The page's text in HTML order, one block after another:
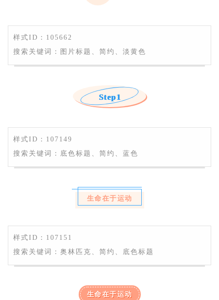
样式ID：105662
搜索关键词：图片标题、简约、淡黄色
Step1
样式ID：107149
搜索关键词：底色标题、简约、蓝色
生命在于运动
样式ID：107151
搜索关键词：奥林匹克、简约、底色标题
生命在于运动